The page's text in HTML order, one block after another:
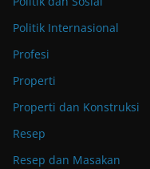
Politik Internasional
Profesi
Properti
Properti dan Konstruksi
Resep
Resep dan Masakan